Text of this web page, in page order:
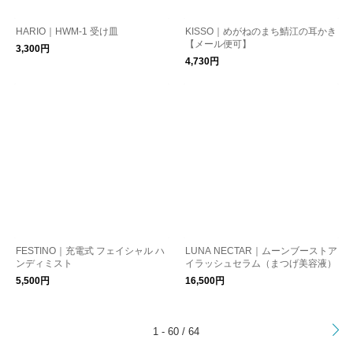
HARIO｜HWM-1 受け皿
3,300円
KISSO｜めがねのまち鯖江の耳かき
【メール便可】
4,730円
FESTINO｜充電式 フェイシャル ハ
ンディミスト
5,500円
LUNA NECTAR｜ムーンブーストア
イラッシュセラム（まつげ美容液）
16,500円
1 - 60 / 64